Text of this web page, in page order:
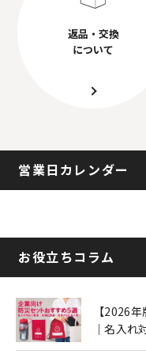
返品・交換
について
営業日カレンダー
お役立ちコラム
【2026
｜名入